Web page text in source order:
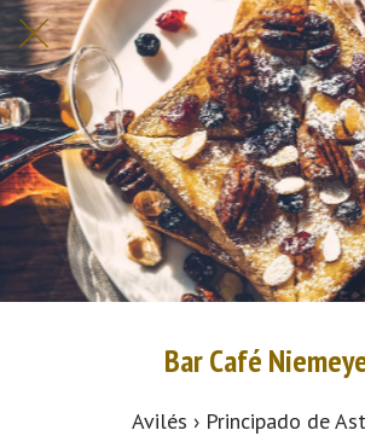
Bar Café
Avilés › Principado de